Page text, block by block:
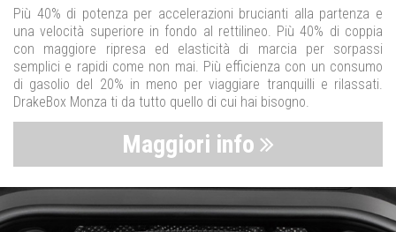
Più 40% di potenza per accelerazioni brucianti alla partenza e
una velocità superiore in fondo al rettilineo. Più 40% di coppia
con maggiore ripresa ed elasticità di marcia per sorpassi
semplici e rapidi come non mai. Più efficienza con un consumo
di gasolio del 20% in meno per viaggiare tranquilli e rilassati.
DrakeBox Monza ti da tutto quello di cui hai bisogno.
Maggiori info